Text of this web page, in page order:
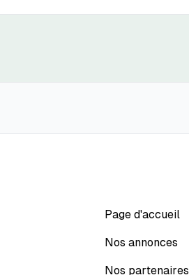
Page d'accueil
Nos annonces
Nos partenaires